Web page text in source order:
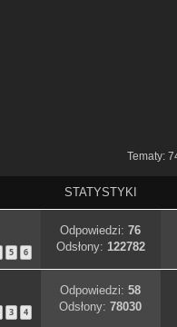
Tematy:
STATYSTYKI
5 6
Odpowiedzi:76
Odsłony: 122782
3 4
Odpowiedzi:58
Odsłony:78030